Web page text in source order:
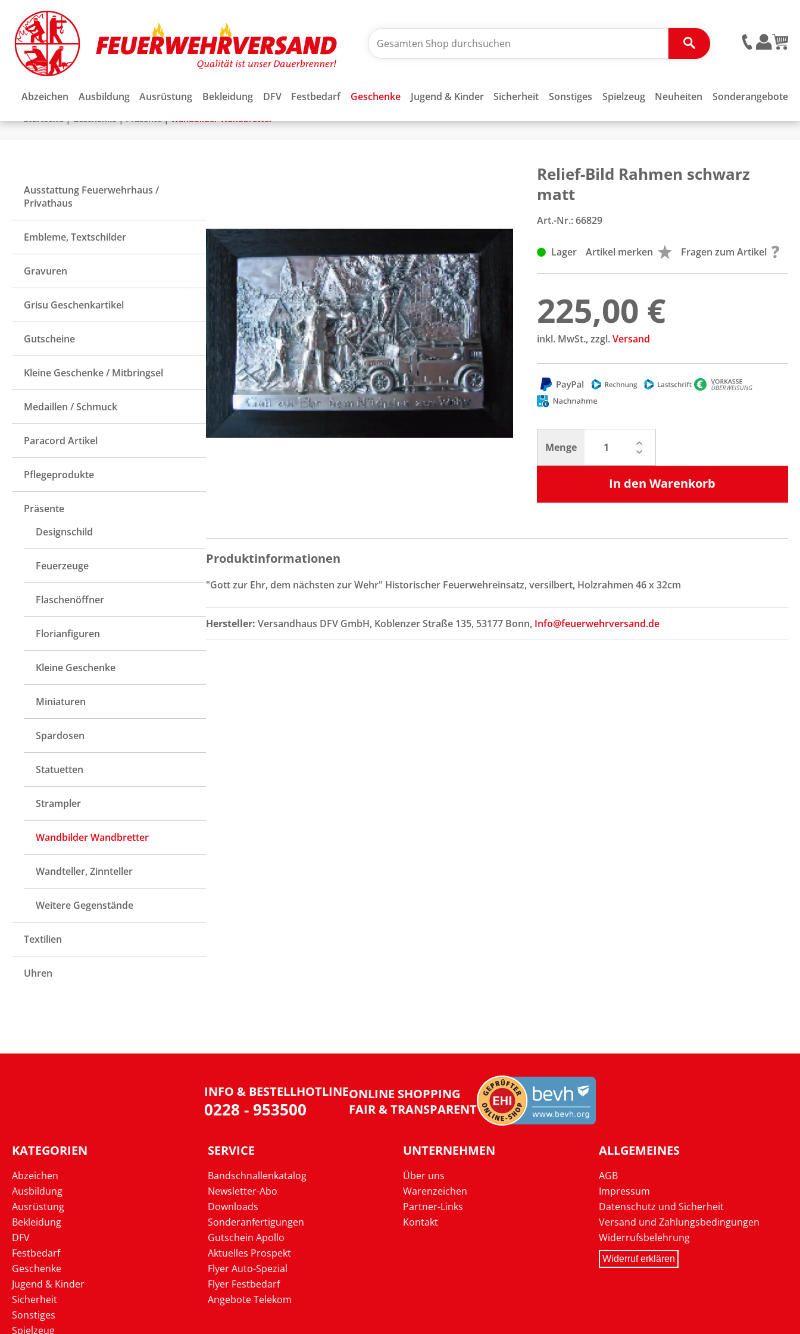
Abzeichen Ausbildung Ausrüstung Bekleidung DFV Festbedarf Geschenke Jugend & Kinder Sicherheit Sonstiges Spielzeug Neuheiten Sonderangebote
Startseite|Geschenke|Präsente|Wandbilder Wandbretter
Ausstattung Feuerwehrhaus /
Privathaus
Embleme, Textschilder
Gravuren
Grisu Geschenkartikel
Gutscheine
Kleine Geschenke / Mitbringsel
Medaillen / Schmuck
Paracord Artikel
Pflegeprodukte
Präsente
Designschild
Feuerzeuge
Flaschenöffner
Florianfiguren
Kleine Geschenke
Miniaturen
Spardosen
Statuetten
Strampler
Wandbilder Wandbretter
Wandteller, Zinnteller
Weitere Gegenstände
Textilien
Uhren
Relief-Bild Rahmen schwarz
matt
Art.-Nr.:66829
Lager Artikel merken Fragen zum Artikel
225,00 €
inkl. MwSt., zzgl.Versand
Menge
In den Warenkorb
Produktinformationen
"Gott zur Ehr, dem nächsten zur Wehr" Historischer Feuerwehreinsatz, versilbert, Holzrahmen 46 x 32cm
Hersteller: Versandhaus DFV GmbH, Koblenzer Straße 135, 53177 Bonn, Info@feuerwehrversand.de
INFO & BESTELLHOTLINE
0228 - 953500
ONLINE SHOPPING
FAIR & TRANSPARENT
KATEGORIEN
Abzeichen
Ausbildung
Ausrüstung
Bekleidung
DFV
Festbedarf
Geschenke
Jugend & Kinder
Sicherheit
Sonstiges
Spielzeug
SERVICE
Bandschnallenkatalog
Newsletter-Abo
Downloads
Sonderanfertigungen
Gutschein Apollo
Aktuelles Prospekt
Flyer Auto-Spezial
Flyer Festbedarf
Angebote Telekom
UNTERNEHMEN
Über uns
Warenzeichen
Partner-Links
Kontakt
ALLGEMEINES
AGB
Impressum
Datenschutz und Sicherheit
Versand und Zahlungsbedingungen
Widerrufsbelehrung
Widerruf erklären